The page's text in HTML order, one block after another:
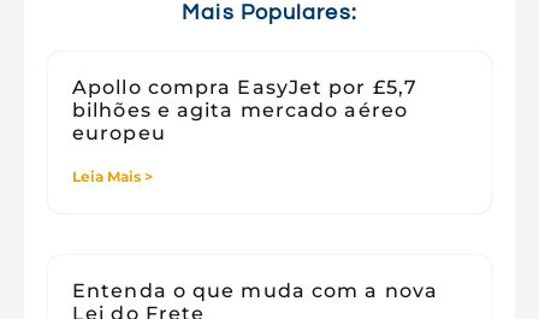
Mais Populares:
Apollo compra EasyJet por £5,7
bilhões e agita mercado aéreo
europeu
Leia Mais >
Entenda o que muda com a nova
Lei do Frete